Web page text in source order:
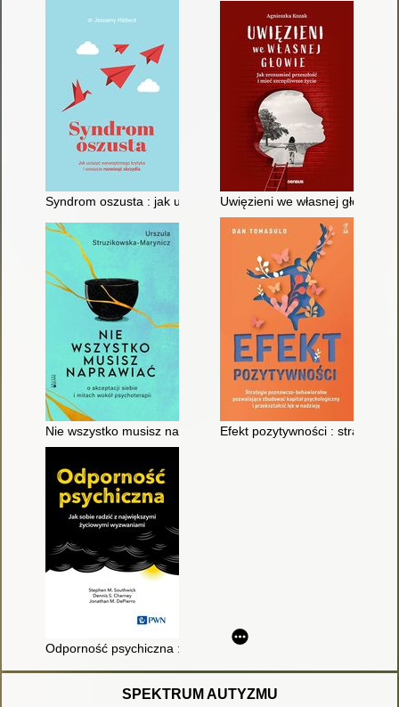
Syndrom oszusta : jak uciszyć wewnętrznego krytyka i
Uwięzieni we własnej głowie :
Nie wszystko musisz naprawiać : o akceptacji siebie i mitach
Efekt pozytywności : strategie
Odporność psychiczna : jak sobie radzić z największymi
SPEKTRUM AUTYZMU